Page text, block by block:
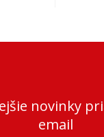
novinky
email